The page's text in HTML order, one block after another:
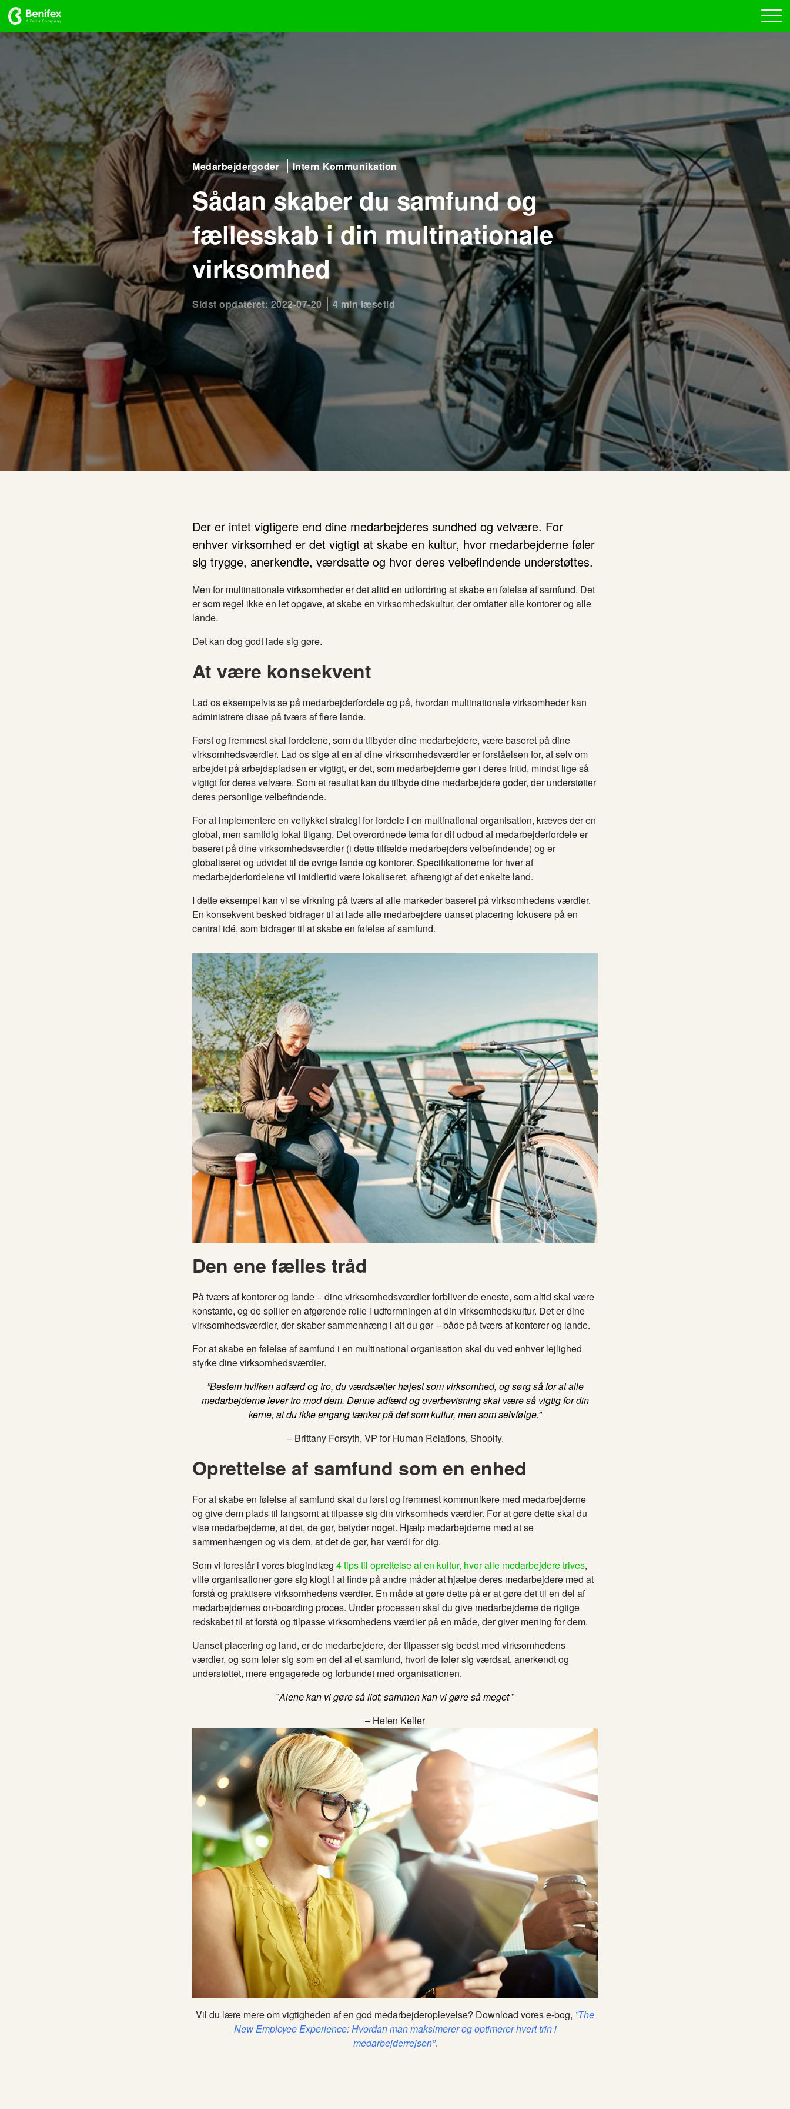
Medarbejdergoder Intern Kommunikation
Sådan skaber du samfund og
fællesskab i din multinationale
virksomhed
Sidst opdateret: 2022-07-20 4 min læsetid
Der er intet vigtigere end dine medarbejderes sundhed og velvære. For
enhver virksomhed er det vigtigt at skabe en kultur, hvor medarbejderne føler
sig trygge, anerkendte, værdsatte og hvor deres velbefindende understøttes.
Men for multinationale virksomheder er det altid en udfordring at skabe en følelse af samfund. Det
er som regel ikke en let opgave, at skabe en virksomhedskultur, der omfatter alle kontorer og alle
lande.
Det kan dog godt lade sig gøre.
At være konsekvent
Lad os eksempelvis se på medarbejderfordele og på, hvordan multinationale virksomheder kan
administrere disse på tværs af flere lande.
Først og fremmest skal fordelene, som du tilbyder dine medarbejdere, være baseret på dine
virksomhedsværdier. Lad os sige at en af ​​dine virksomhedsværdier er forståelsen for, at selv om
arbejdet på arbejdspladsen er vigtigt, er det, som medarbejderne gør i deres fritid, mindst lige så
vigtigt for deres velvære. Som et resultat kan du tilbyde dine medarbejdere goder, der understøtter
deres personlige velbefindende.
For at implementere en vellykket strategi for fordele i en multinational organisation, kræves der en
global, men samtidig lokal tilgang. Det overordnede tema for dit udbud af medarbejderfordele er
baseret på dine virksomhedsværdier (i dette tilfælde medarbejders velbefindende) og er
globaliseret og udvidet til de øvrige lande og kontorer. Specifikationerne for hver af
medarbejderfordelene vil imidlertid være lokaliseret, afhængigt af det enkelte land.
I dette eksempel kan vi se virkning på tværs af alle markeder baseret på virksomhedens værdier.
En konsekvent besked bidrager til at lade alle medarbejdere uanset placering fokusere på en
central idé, som bidrager til at skabe en følelse af samfund.
Den ene fælles tråd
På tværs af kontorer og lande – dine virksomhedsværdier forbliver de eneste, som altid skal være
konstante, og de spiller en afgørende rolle i udformningen af ​​din virksomhedskultur. Det er dine
virksomhedsværdier, der skaber sammenhæng i alt du gør – både på tværs af kontorer og lande.
For at skabe en følelse af samfund i en multinational organisation skal du ved enhver lejlighed
styrke dine virksomhedsværdier.
”Bestem hvilken adfærd og tro, du værdsætter højest som virksomhed, og sørg så for at alle
medarbejderne lever tro mod dem. Denne adfærd og overbevisning skal være så vigtig for din
kerne, at du ikke engang tænker på det som kultur, men som selvfølge.”
– Brittany Forsyth, VP for Human Relations, Shopify.
Oprettelse af samfund som en enhed
For at skabe en følelse af samfund skal du først og fremmest kommunikere med medarbejderne
og give dem plads til langsomt at tilpasse sig din virksomheds værdier. For at gøre dette skal du
vise medarbejderne, at det, de gør, betyder noget. Hjælp medarbejderne med at se
sammenhængen og vis dem, at det de gør, har værdi for dig.
Som vi foreslår i vores blogindlæg 4 tips til oprettelse af en kultur, hvor alle medarbejdere trives,
ville organisationer gøre sig klogt i at finde på andre måder at hjælpe deres medarbejdere med at
forstå og praktisere virksomhedens værdier. En måde at gøre dette på er at gøre det til en del af
medarbejdernes on-boarding proces. Under processen skal du give medarbejderne de rigtige
redskabet til at forstå og tilpasse virksomhedens værdier på en måde, der giver mening for dem.
Uanset placering og land, er de medarbejdere, der tilpasser sig bedst med virksomhedens
værdier, og som føler sig som en del af et samfund, hvori de føler sig værdsat, anerkendt og
understøttet, mere engagerede og forbundet med organisationen.
”Alene kan vi gøre så lidt; sammen kan vi gøre så meget”
– Helen Keller
Vil du lære mere om vigtigheden af ​​en god medarbejderoplevelse? Download vores e-bog, ”The
New Employee Experience: Hvordan man maksimerer og optimerer hvert trin i
medarbejderrejsen”.